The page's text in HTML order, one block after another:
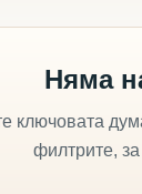
Няма
ключовата
филтрите,